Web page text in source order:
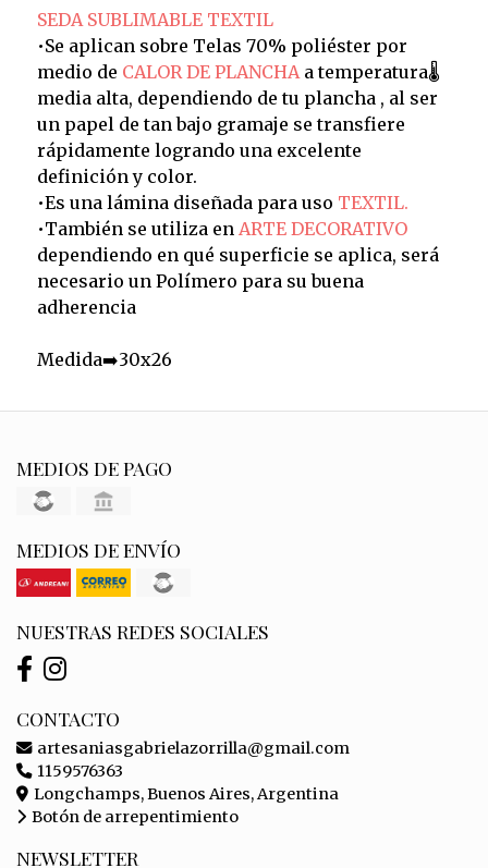
SEDA SUBLIMABLE TEXTIL
•Se aplican sobre Telas 70% poliéster por
medio de CALOR DE PLANCHA a temperatura🌡️
media alta, dependiendo de tu plancha , al ser
un papel de tan bajo gramaje se transfiere
rápidamente logrando una excelente
definición y color.
•Es una lámina diseñada para uso TEXTIL.
•También se utiliza en ARTE DECORATIVO
dependiendo en qué superficie se aplica, será
necesario un Polímero para su buena
adherencia
Medida➡️30x26
MEDIOS DE PAGO
MEDIOS DE ENVÍO
NUESTRAS REDES SOCIALES
CONTACTO
artesaniasgabrielazorrilla@gmail.com
1159576363
Longchamps, Buenos Aires, Argentina
Botón de arrepentimiento
NEWSLETTER